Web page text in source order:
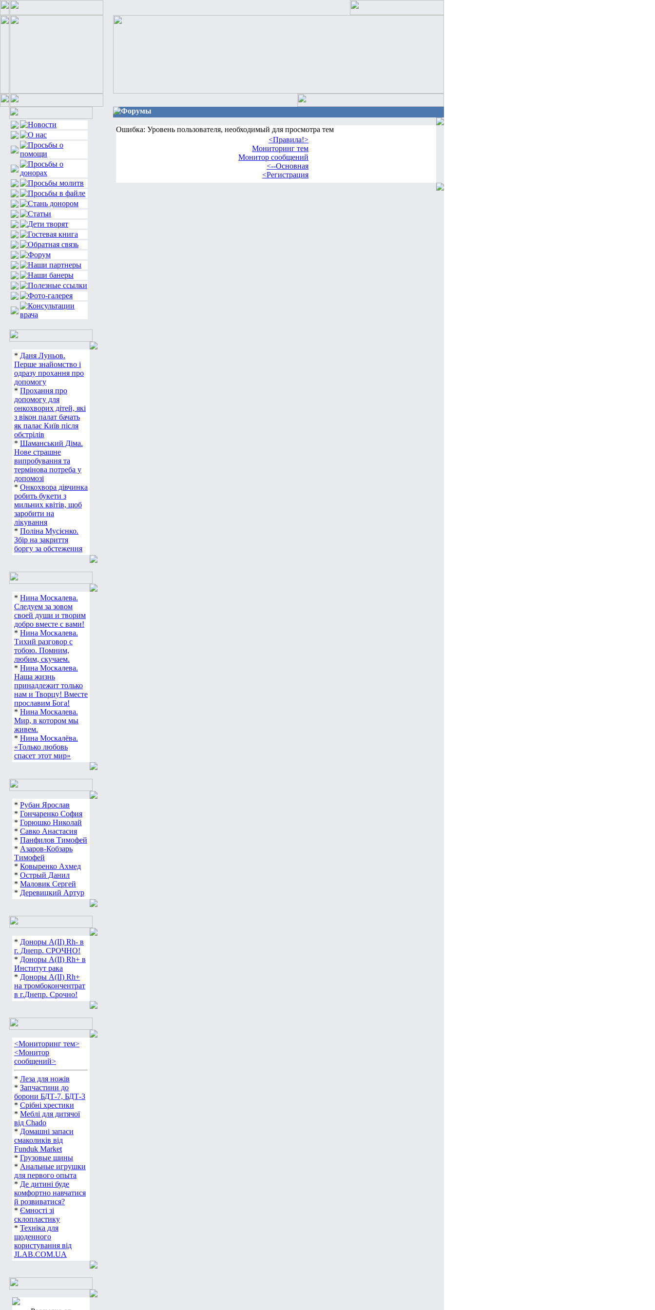
* Даня Луньов.
Перше знайомство і
одразу прохання про
допомогу
* Прохання про
допомогу для
онкохворих дітей, які
з вікон палат бачать
як палає Київ після
обстрілів
* Шаманський Діма.
Нове страшне
випробування та
термінова потреба у
допомозі
* Онкохвора дівчинка
робить букети з
мильних квітів, щоб
заробити на
лікування
* Поліна Мусієнко.
Збір на закриття
боргу за обстеження
* Нина Москалева.
Следуем за зовом
своей души и творим
добро вместе с вами!
* Нина Москалева.
Тихий разговор с
тобою. Помним,
любим, скучаем.
* Нина Москалева.
Наша жизнь
принадлежит только
нам и Творцу! Вместе
прославим Бога!
* Нина Москалева.
Мир, в котором мы
живем.
* Нина Москалёва.
«Только любовь
спасет этот мир»
* Рубан Ярослав
* Гончаренко София
* Горюшко Николай
* Савко Анастасия
* Панфилов Тимофей
* Азаров-Кобзарь
Тимофей
* Ковыренко Ахмед
* Острый Данил
* Маловик Сергей
* Деревицкий Артур
* Доноры А(ІІ) Rh- в
г. Днепр. СРОЧНО!
* Доноры А(ІІ) Rh+ в
Институт рака
* Доноры А(ІІ) Rh+
на тромбокончентрат
в г.Днепр. Срочно!
<Мониторинг тем>
<Монитор
сообщений>
* Леза для ножів
* Запчастини до
борони БДТ-7, БДТ-3
* Срібні хрестики
* Меблі для дитячої
від Chado
* Домашні запаси
смаколиків від
Funduk Market
* Грузовые шины
* Анальные игрушки
для первого опыта
* Де дитині буде
комфортно навчатися
й розвиватися?
* Ємності зі
склопластику
* Техніка для
щоденного
користування від
JLAB.COM.UA
Форумы
Ошибка: Уровень пользователя, необходимый для просмотра тем
<Правила!>
Мониторинг тем
Монитор сообщений
<--Основная
<Регистрация